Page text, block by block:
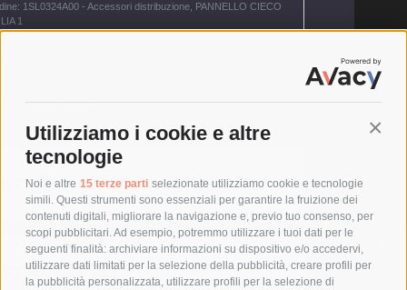
Utilizziamo i cookie e altre
tecnologie
Noi e altre 15 terze parti selezionate utilizziamo cookie e tecnologie
simili. Questi strumenti sono essenziali per garantire la fruizione dei
contenuti digitali, migliorare la navigazione e, previo tuo consenso, per
scopi pubblicitari. Ad esempio, potremmo utilizzare i tuoi dati per le
seguenti finalità: archiviare informazioni su dispositivo e/o accedervi,
utilizzare dati limitati per la selezione della pubblicità, creare profili per
la pubblicità personalizzata, utilizzare profili per la selezione di
1SL0324A00 - Accessori distribuzione, PANNELLO CIECO
1
tecniche
SPESA